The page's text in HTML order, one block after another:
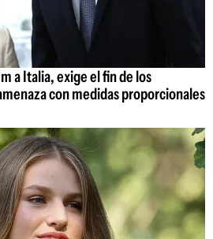
a Italia, exige el fin de los
con medidas proporcionales